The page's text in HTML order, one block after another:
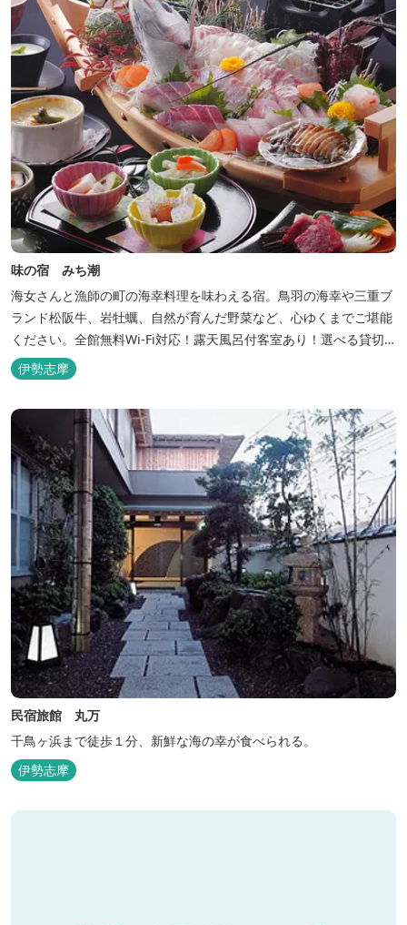
味の宿 みち潮
海女さんと漁師の町の海幸料理を味わえる宿。鳥羽の海幸や三重ブ
ランド松阪牛、岩牡蠣、自然が育んだ野菜など、心ゆくまでご堪能
ください。全館無料Wi-Fi対応！露天風呂付客室あり！選べる貸切
風呂も人気♪相差町内にはパワースポット石神さん（神明神社）あ
り！伊勢神宮・おかげ横丁まで最短40分！鳥羽十景にも選ばれた千
鳥ヶ浜は当館の目の前！宿を一歩出れば、満天の星空！周りに何も
ない場所だからこそ、星空がき...
伊勢志摩
民宿旅館 丸万
千鳥ヶ浜まで徒歩１分、新鮮な海の幸が食べられる。
伊勢志摩